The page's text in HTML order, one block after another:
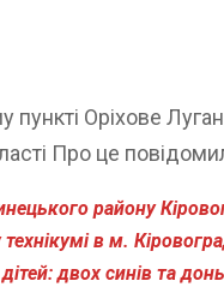
Оріхове
Про це
району
в м.
двох синів та